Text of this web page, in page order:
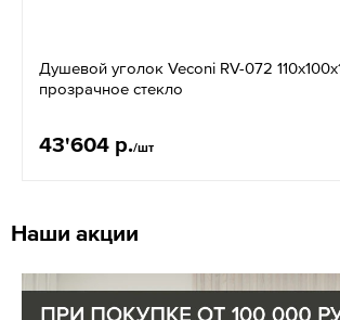
Душевой уголок Veconi RV-072
прозрачное стекло
43'604 р./шт
Наши акции